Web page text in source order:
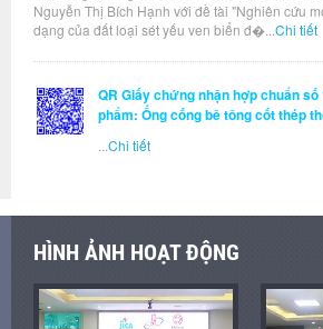
Nguyễn Thị Bích Hạnh với đề tài "Nghiên cứu
dạng của đất loại sét yếu ven biển đ�... Chi tiết
QR Giấy chứng nhận hợp chuẩn
phẩm: Ống cống bê tông cốt thép
Chi tiết
HÌNH ẢNH HOẠT ĐỘNG